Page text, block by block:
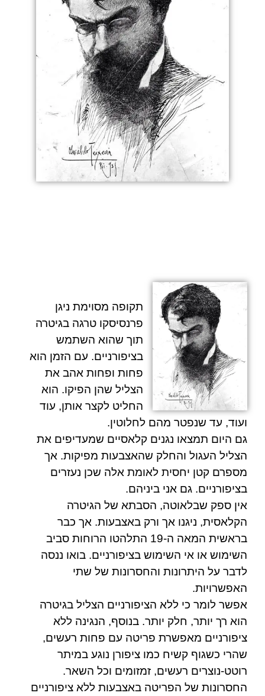
תקופה מסוימת ניגן
פרנסיסקו טרגה בגיטרה
תוך שהוא השתמש
בציפורניים. עם הזמן הוא
פחות ופחות אהב את
הצליל שהן הפיקו. הוא
החליט לקצר אותן, עוד
ועוד, עד שנפטר מהם לחלוטין.
גם היום תמצאו נגנים קלאסיים שמעדיפים את
הצליל העגול והחלק שהאצבעות מפיקות. אך
מספרם קטן יחסית לאומת אלה שכן נעזרים
בציפורניים. גם אני ביניהם.
אין ספק שבלאוטה, הסבתא של הגיטרה
הקלאסית, ניגנו אך ורק באצבעות. אך כבר
בראשית המאה ה-19 התלהטו הרוחות סביב
השימוש או אי השימוש בציפורניים. בואו ננסה
לדבר על היתרונות והחסרונות של שתי
האפשרויות.
אפשר לומר כי ללא הציפורניים הצליל בגיטרה
הוא רך יותר, חלק יותר. בנוסף, הנגינה ללא
ציפורניים מאפשרת פריטה עם פחות רעשים,
שהרי כשגוף קשיח כמו ציפורן נוגע במיתר
רוטט-נוצרים רעשים, זמזומים וכל השאר.
החסרונות של הפריטה באצבעות ללא ציפורניים